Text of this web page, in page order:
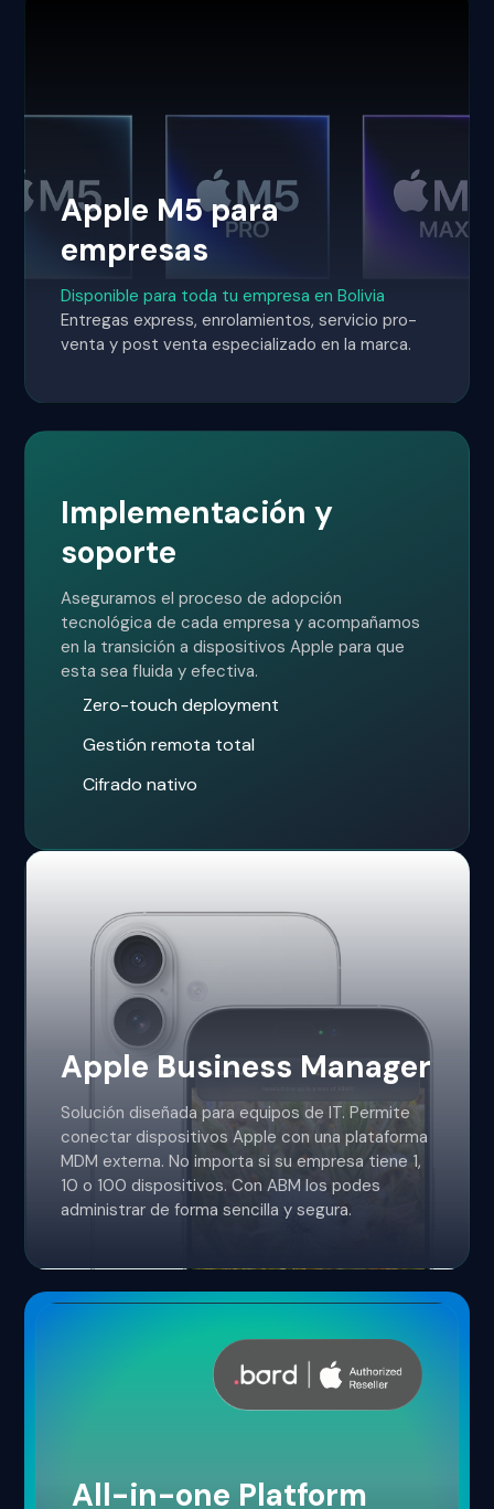
Apple M5 para
empresas
Disponible para toda tu empresa en Bolivia
Entregas express, enrolamientos, servicio pro-
venta y post venta especializado en la marca.
Implementación y
soporte
Aseguramos el proceso de adopción
tecnológica de cada empresa y acompañamos
en la transición a dispositivos Apple para que
esta sea fluida y efectiva.
Zero-touch deployment
Gestión remota total
Cifrado nativo
Apple Business Manager
Solución diseñada para equipos de IT. Permite
conectar dispositivos Apple con una plataforma
MDM externa. No importa si su empresa tiene 1,
10 o 100 dispositivos. Con ABM los podes
administrar de forma sencilla y segura.
All-in-one Platform